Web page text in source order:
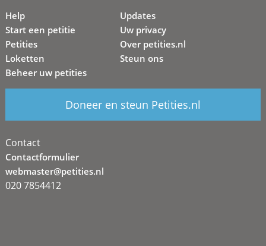
Help
Start een petitie
Petities
Loketten
Beheer uw petities
Updates
Uw privacy
Over petities.nl
Steun ons
Doneer en steun Petities.nl
Contact
Contactformulier
webmaster@petities.nl
020 7854412